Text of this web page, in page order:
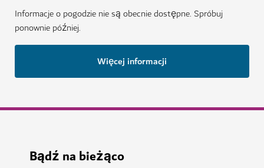
Informacje o pogodzie nie są obecnie dostępne. Spróbuj
ponownie później.
Więcej informacji
Bądź na bieżąco